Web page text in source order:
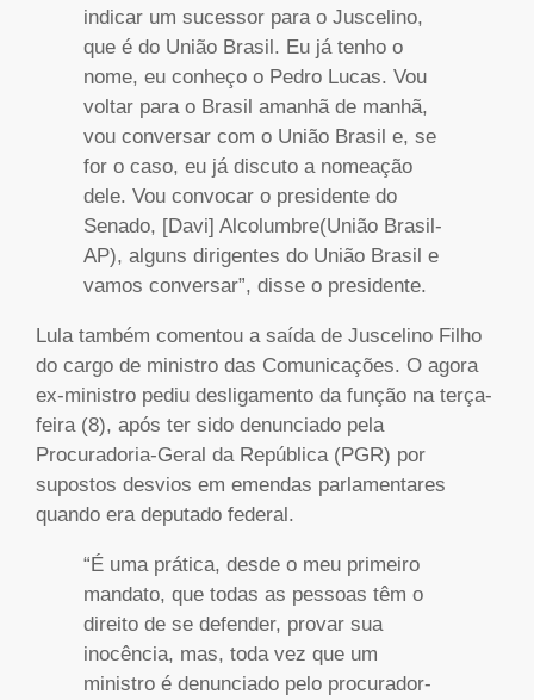
indicar um sucessor para o Juscelino,
que é do União Brasil. Eu já tenho o
nome, eu conheço o Pedro Lucas. Vou
voltar para o Brasil amanhã de manhã,
vou conversar com o União Brasil e, se
for o caso, eu já discuto a nomeação
dele. Vou convocar o presidente do
Senado, [Davi] Alcolumbre(União Brasil-
AP), alguns dirigentes do União Brasil e
vamos conversar”, disse o presidente.
Lula também comentou a saída de Juscelino Filho
do cargo de ministro das Comunicações. O agora
ex-ministro pediu desligamento da função na terça-
feira (8), após ter sido denunciado pela
Procuradoria-Geral da República (PGR) por
supostos desvios em emendas parlamentares
quando era deputado federal.
“É uma prática, desde o meu primeiro
mandato, que todas as pessoas têm o
direito de se defender, provar sua
inocência, mas, toda vez que um
ministro é denunciado pelo procurador-